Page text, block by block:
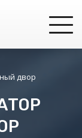
двор